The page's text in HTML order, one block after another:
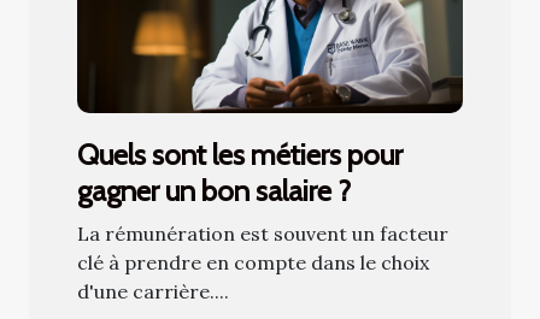
Quels sont les métiers pour
gagner un bon salaire ?
La rémunération est souvent un facteur
clé à prendre en compte dans le choix
d'une carrière....